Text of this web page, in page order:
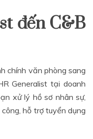
đến C&B
chính văn phòng sang
Generalist tại doanh
xử lý hồ sơ nhân sự,
hỗ trợ tuyển dụng